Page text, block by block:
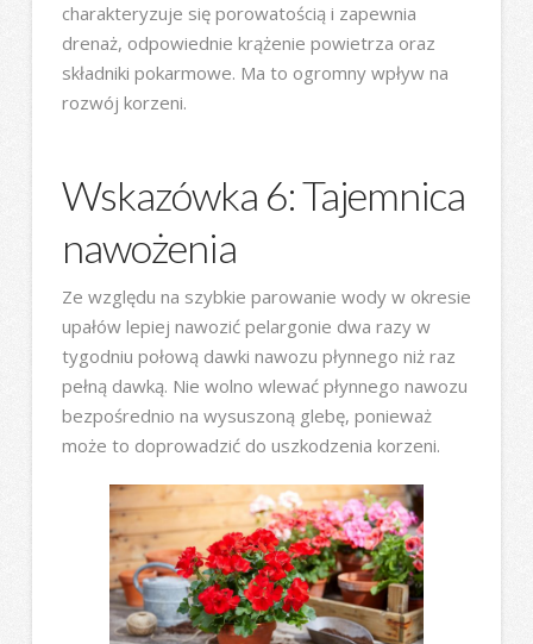
charakteryzuje się porowatością i zapewnia
drenaż, odpowiednie krążenie powietrza oraz
składniki pokarmowe. Ma to ogromny wpływ na
rozwój korzeni.
Wskazówka 6: Tajemnica
nawożenia
Ze względu na szybkie parowanie wody w okresie
upałów lepiej nawozić pelargonie dwa razy w
tygodniu połową dawki nawozu płynnego niż raz
pełną dawką. Nie wolno wlewać płynnego nawozu
bezpośrednio na wysuszoną glebę, ponieważ
może to doprowadzić do uszkodzenia korzeni.